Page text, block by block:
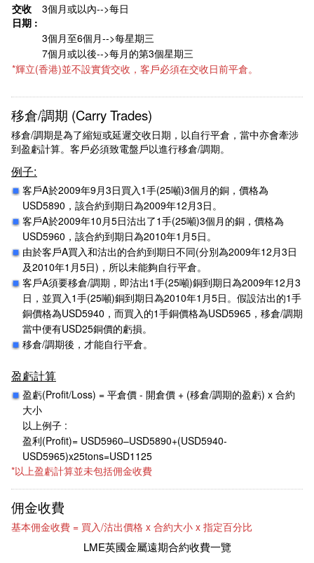
交收
日期 :
3個月或以內-->每日
3個月至6個月-->每星期三
7個月或以後-->每月的第3個星期三
*輝立(香港)並不設實貨交收，客戶必須在交收日前平倉。
移倉/調期 (Carry Trades)
移倉/調期是為了縮短或延遲交收日期，以自行平倉，當中亦會牽涉
到盈虧計算。客戶必須致電盤戶以進行移倉/調期。
例子:
客戶A於2009年9月3日買入1手(25噸)3個月的銅，價格為
USD5890，該合約到期日為2009年12月3日。
客戶A於2009年10月5日沽出了1手(25噸)3個月的銅，價格為
USD5960，該合約到期日為2010年1月5日。
由於客戶A買入和沽出的合約到期日不同(分別為2009年12月3日
及2010年1月5日)，所以未能夠自行平倉。
客戶A須要移倉/調期，即沽出1手(25噸)銅到期日為2009年12月3
日，並買入1手(25噸)銅到期日為2010年1月5日。假設沽出的1手
銅價格為USD5940，而買入的1手銅價格為USD5965，移倉/調期
當中便有USD25銅價的虧損。
移倉/調期後，才能自行平倉。
盈虧計算
盈虧(Profit/Loss) = 平倉價 - 開倉價 + (移倉/調期的盈虧) x 合約
大小
以上例子 :
盈利(Profit)= USD5960–USD5890+(USD5940-
USD5965)x25tons=USD1125
*以上盈虧計算並未包括佣金收費
佣金收費
基本佣金收費 = 買入/沽出價格 x 合約大小 x 指定百分比
LME英國金屬遠期合約收費一覽